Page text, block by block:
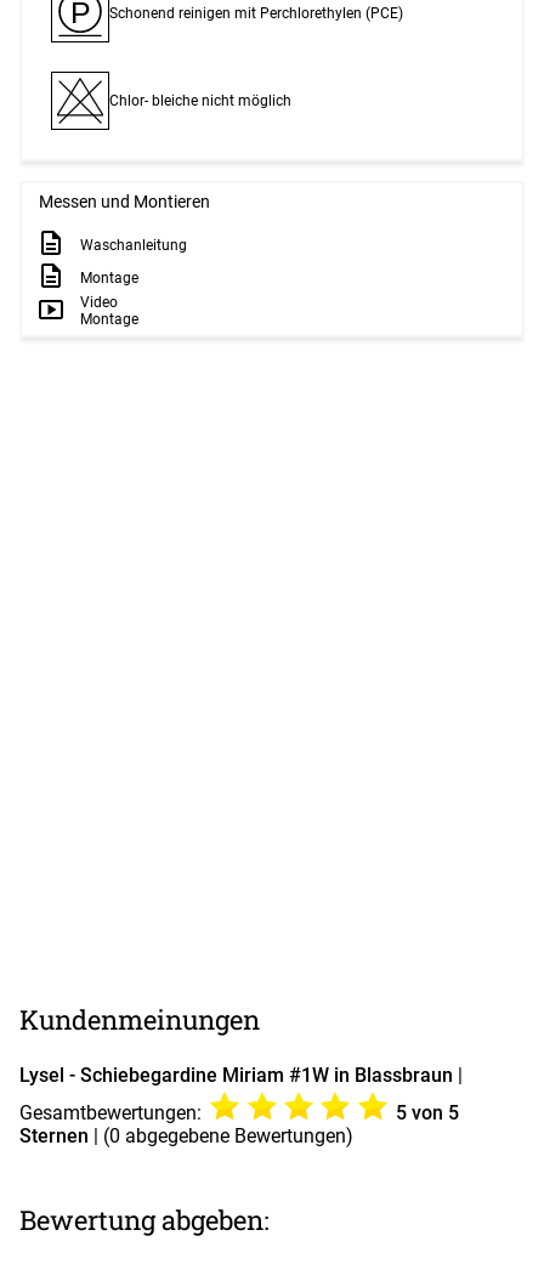
P Schonend reinigen mit Perchlor­ethylen (PCE)
Chlor- bleiche nicht möglich
Messen und Montieren
Waschanleitung
Montage
Video
Montage
Kundenmeinungen
Lysel - Schiebegardine Miriam #1W in Blassbraun
Gesamtbewertungen:
5von 5
Sternen
| (0 abgegebene Bewertungen)
Bewertung abgeben: